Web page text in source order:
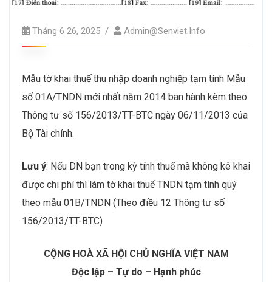
Tháng 6 26, 2025 Admin@senviet.info
Mẫu tờ khai thuế thu nhập doanh nghiệp tạm tính Mẫu
số 01A/TNDN mới nhất năm 2014 ban hành kèm theo
Thông tư số 156/2013/TT-BTC ngày 06/11/2013 của
Bộ Tài chính.
Lưu ý: Nếu DN bạn trong kỳ tính thuế mà không kê khai
được chi phí thì làm tờ khai thuế TNDN tạm tính quý
theo mẫu 01B/TNDN (Theo điều 12 Thông tư số
156/2013/TT-BTC)
CỘNG HOÀ XÃ HỘI CHỦ NGHĨA VIỆT NAM
Độc lập – Tự do – Hạnh phúc